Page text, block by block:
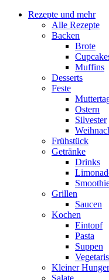
Rezepte und mehr
Alle Rezepte
Backen
Brote
Muffins
Desserts
Feste
Ostern
Silvester
Frühstück
Getränke
Drinks
Grillen
Saucen
Kochen
Eintopf
Pasta
Suppen
Kleiner Hunger
Salate